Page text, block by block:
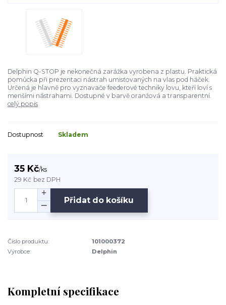
Delphin Q-STOP je nekonečná zarážka vyrobena z plastu. Praktická
pomůcka při prezentaci nástrah umisťovaných na vlas pod háček.
Určená je hlavně pro vyznavače feederové techniky lovu, kteří loví s
menšími nástrahami. Dostupné v barvě oranžová a transparentní.
celý popis
Dostupnost Skladem
35 Kč/ks
29 Kč bez DPH
Přidat do košíku
Číslo produktu:
101000372
Výrobce:
Delphin
Kompletní specifikace